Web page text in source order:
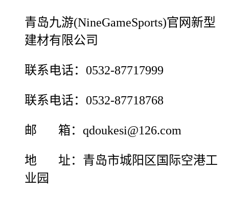
青岛九游(NineGameSports)官网新型
建材有限公司
联系电话：0532-87717999
联系电话：0532-87718768
邮 箱：qdoukesi@126.com
地 址：青岛市城阳区国际空港工
业园